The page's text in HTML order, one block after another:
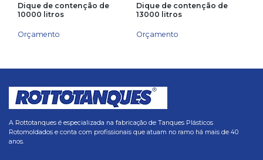
Dique de contenção de
10000 litros
Orçamento
Dique de contenção de
13000 litros
Orçamento
A Rottotanques é especializada na fabricação de Tanques Plásticos
Rotomoldados e conta com profissionais que atuam no ramo há mais de 40
anos.